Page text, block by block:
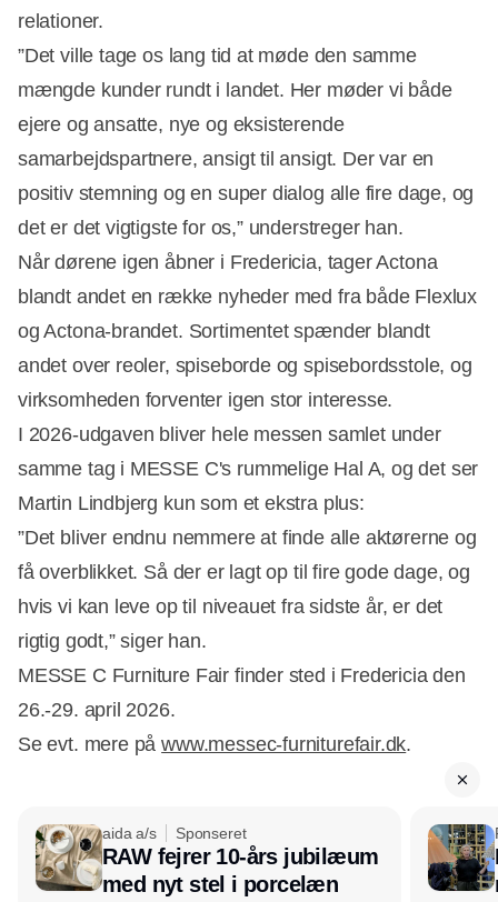
relationer.
”Det ville tage os lang tid at møde den samme
mængde kunder rundt i landet. Her møder vi både
ejere og ansatte, nye og eksisterende
samarbejdspartnere, ansigt til ansigt. Der var en
positiv stemning og en super dialog alle fire dage, og
det er det vigtigste for os,” understreger han.
Når dørene igen åbner i Fredericia, tager Actona
blandt andet en række nyheder med fra både Flexlux
og Actona-brandet. Sortimentet spænder blandt
andet over reoler, spiseborde og spisebordsstole, og
virksomheden forventer igen stor interesse.
I 2026-udgaven bliver hele messen samlet under
samme tag i MESSE C's rummelige Hal A, og det ser
Martin Lindbjerg kun som et ekstra plus:
”Det bliver endnu nemmere at finde alle aktørerne og
få overblikket. Så der er lagt op til fire gode dage, og
hvis vi kan leve op til niveauet fra sidste år, er det
rigtig godt,” siger han.
MESSE C Furniture Fair finder sted i Fredericia den
26.-29. april 2026.
Se evt. mere påwww.messec-furniturefair.dk.
aida a/s Sponseret
RAW fejrer 10-års jubilæum
med nyt stel i porcelæn